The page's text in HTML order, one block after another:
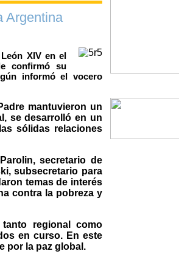
Argentina
XIV en el
confirmó su
informó el vocero
mantuvieron un
se desarrolló en un
sólidas relaciones
secretario de
subsecretario para
temas de interés
contra la pobreza y
regional como
en curso. En este
por la paz global.